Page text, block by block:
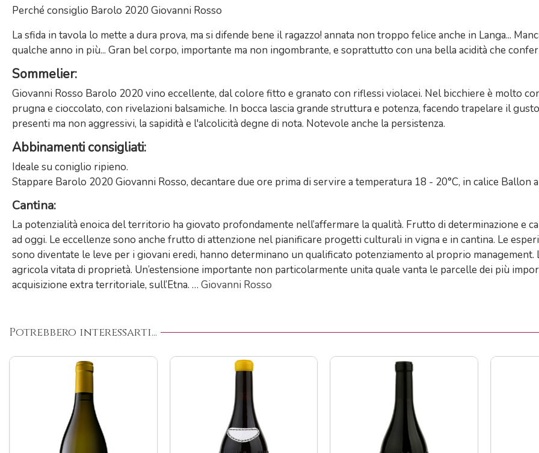
Perché consiglio Barolo 2020 Giovanni Rosso
La sfida in tavola lo mette a dura prova, ma si difende bene il ragazzo! annata non troppo felice anche in Langa...
qualche anno in più... Gran bel corpo, importante ma non ingombrante, e soprattutto con una bella acidità che
Sommelier:
Giovanni Rosso Barolo 2020 vino eccellente, dal colore fitto e granato con riflessi violacei. Nel bicchiere è molto
prugna e cioccolato, con rivelazioni balsamiche. In bocca lascia grande struttura e potenza, facendo trapelare il
presenti ma non aggressivi, la sapidità e l'alcolicità degne di nota. Notevole anche la persistenza.
Abbinamenti consigliati:
Ideale su coniglio ripieno.
Stappare Barolo 2020 Giovanni Rosso, decantare due ore prima di servire a temperatura 18 - 20°C, in calice Ballon
Cantina:
La potenzialità enoica del territorio ha giovato profondamente nell’affermare la qualità. Frutto di determinazione e
ad oggi. Le eccellenze sono anche frutto di attenzione nel pianificare progetti culturali in vigna e in cantina. Le
sono diventate le leve per i giovani eredi, hanno determinano un qualificato potenziamento al proprio
agricola vitata di proprietà. Un’estensione importante non particolarmente unita quale vanta le parcelle dei più
acquisizione extra territoriale, sull’Etna. … Giovanni Rosso
Potrebbero interessarti...